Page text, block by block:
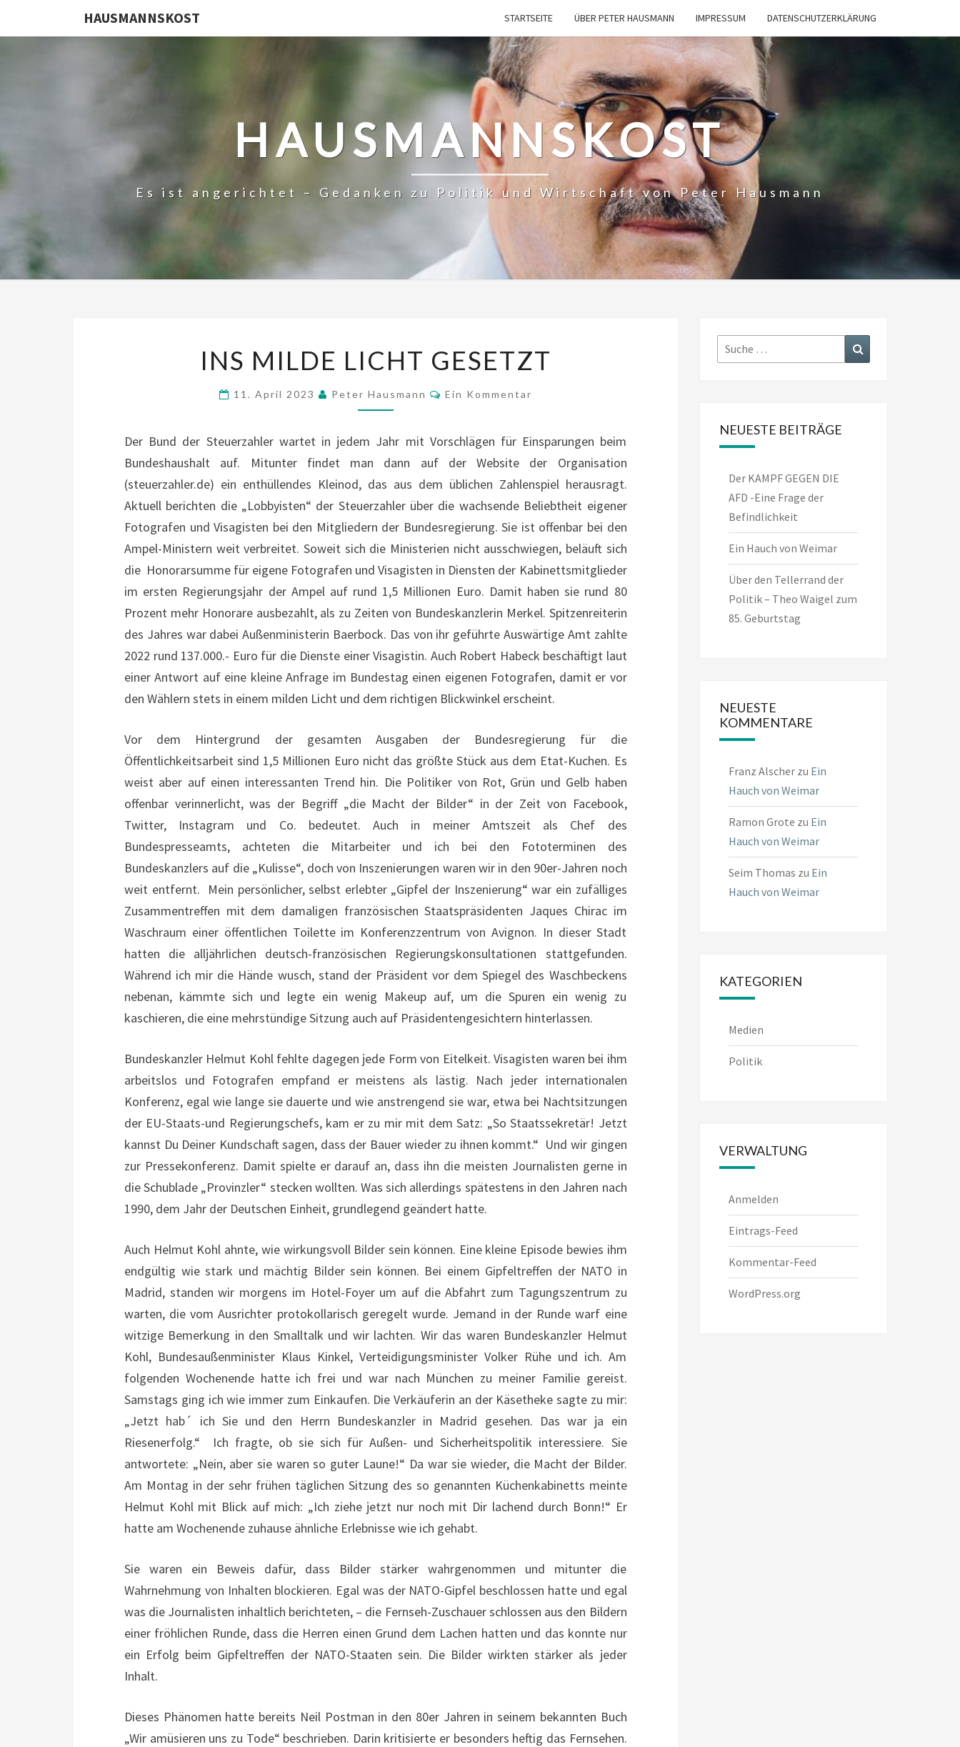
HAUSMANNSKOST STARTSEITE ÜBER PETER HAUSMANN IMPRESSUM DATENSCHUTZERKLÄRUNG
HAUSMANNSKOST
Es ist angerichtet – Gedanken zu Politik und Wirtschaft von Peter Hausmann
MILDE
INS MILDE LICHT GESETZT
11. April 2023 Peter Hausmann Kommentare
Ein Kommentar
Der Bund der Steuerzahler wartet in jedem Jahr mit Vorschlägen für Einsparungen beim
Bundeshaushalt auf. Mitunter findet man dann auf der Website der Organisation
(steuerzahler.de) ein enthüllendes Kleinod, das aus dem üblichen Zahlenspiel herausragt.
Aktuell berichten die „Lobbyisten“ der Steuerzahler über die wachsende Beliebtheit eigener
Fotografen und Visagisten bei den Mitgliedern der Bundesregierung. Sie ist offenbar bei den
Ampel-Ministern weit verbreitet. Soweit sich die Ministerien nicht ausschwiegen, beläuft sich
die Honorarsumme für eigene Fotografen und Visagisten in Diensten der Kabinettsmitglieder
im ersten Regierungsjahr der Ampel auf rund 1,5 Millionen Euro. Damit haben sie rund 80
Prozent mehr Honorare ausbezahlt, als zu Zeiten von Bundeskanzlerin Merkel. Spitzenreiterin
des Jahres war dabei Außenministerin Baerbock. Das von ihr geführte Auswärtige Amt zahlte
2022 rund 137.000.- Euro für die Dienste einer Visagistin. Auch Robert Habeck beschäftigt laut
einer Antwort auf eine kleine Anfrage im Bundestag einen eigenen Fotografen, damit er vor
den Wählern stets in einem milden Licht und dem richtigen Blickwinkel erscheint.
Vor dem Hintergrund der gesamten Ausgaben der Bundesregierung für die
Öffentlichkeitsarbeit sind 1,5 Millionen Euro nicht das größte Stück aus dem Etat-Kuchen. Es
weist aber auf einen interessanten Trend hin. Die Politiker von Rot, Grün und Gelb haben
offenbar verinnerlicht, was der Begriff „die Macht der Bilder“ in der Zeit von Facebook,
Twitter, Instagram und Co. bedeutet. Auch in meiner Amtszeit als Chef des
Bundespresseamts, achteten die Mitarbeiter und ich bei den Fototerminen des
Bundeskanzlers auf die „Kulisse“, doch von Inszenierungen waren wir in den 90er-Jahren noch
weit entfernt. Mein persönlicher, selbst erlebter „Gipfel der Inszenierung“ war ein zufälliges
Zusammentreffen mit dem damaligen französischen Staatspräsidenten Jaques Chirac im
Waschraum einer öffentlichen Toilette im Konferenzzentrum von Avignon. In dieser Stadt
hatten die alljährlichen deutsch-französischen Regierungskonsultationen stattgefunden.
Während ich mir die Hände wusch, stand der Präsident vor dem Spiegel des Waschbeckens
nebenan, kämmte sich und legte ein wenig Makeup auf, um die Spuren ein wenig zu
kaschieren, die eine mehrstündige Sitzung auch auf Präsidentengesichtern hinterlassen.
Bundeskanzler Helmut Kohl fehlte dagegen jede Form von Eitelkeit. Visagisten waren bei ihm
arbeitslos und Fotografen empfand er meistens als lästig. Nach jeder internationalen
Konferenz, egal wie lange sie dauerte und wie anstrengend sie war, etwa bei Nachtsitzungen
der EU-Staats-und Regierungschefs, kam er zu mir mit dem Satz: „So Staatssekretär! Jetzt
kannst Du Deiner Kundschaft sagen, dass der Bauer wieder zu ihnen kommt.“ Und wir gingen
zur Pressekonferenz. Damit spielte er darauf an, dass ihn die meisten Journalisten gerne in
die Schublade „Provinzler“ stecken wollten. Was sich allerdings spätestens in den Jahren nach
1990, dem Jahr der Deutschen Einheit, grundlegend geändert hatte.
Auch Helmut Kohl ahnte, wie wirkungsvoll Bilder sein können. Eine kleine Episode bewies ihm
endgültig wie stark und mächtig Bilder sein können. Bei einem Gipfeltreffen der NATO in
Madrid, standen wir morgens im Hotel-Foyer um auf die Abfahrt zum Tagungszentrum zu
warten, die vom Ausrichter protokollarisch geregelt wurde. Jemand in der Runde warf eine
witzige Bemerkung in den Smalltalk und wir lachten. Wir das waren Bundeskanzler Helmut
Kohl, Bundesaußenminister Klaus Kinkel, Verteidigungsminister Volker Rühe und ich. Am
folgenden Wochenende hatte ich frei und war nach München zu meiner Familie gereist.
Samstags ging ich wie immer zum Einkaufen. Die Verkäuferin an der Käsetheke sagte zu mir:
„Jetzt hab´ ich Sie und den Herrn Bundeskanzler in Madrid gesehen. Das war ja ein
Riesenerfolg.“ Ich fragte, ob sie sich für Außen- und Sicherheitspolitik interessiere. Sie
antwortete: „Nein, aber sie waren so guter Laune!“ Da war sie wieder, die Macht der Bilder.
Am Montag in der sehr frühen täglichen Sitzung des so genannten Küchenkabinetts meinte
Helmut Kohl mit Blick auf mich: „Ich ziehe jetzt nur noch mit Dir lachend durch Bonn!“ Er
hatte am Wochenende zuhause ähnliche Erlebnisse wie ich gehabt.
Sie waren ein Beweis dafür, dass Bilder stärker wahrgenommen und mitunter die
Wahrnehmung von Inhalten blockieren. Egal was der NATO-Gipfel beschlossen hatte und egal
was die Journalisten inhaltlich berichteten, – die Fernseh-Zuschauer schlossen aus den Bildern
einer fröhlichen Runde, dass die Herren einen Grund dem Lachen hatten und das konnte nur
ein Erfolg beim Gipfeltreffen der NATO-Staaten sein. Die Bilder wirkten stärker als jeder
Inhalt.
Dieses Phänomen hatte bereits Neil Postman in den 80er Jahren in seinem bekannten Buch
„Wir amüsieren uns zu Tode“ beschrieben. Darin kritisierte er besonders heftig das Fernsehen.
Suche
nach:
NEUESTE BEITRÄGE
Der KAMPF GEGEN DIE
AFD -Eine Frage der
Befindlichkeit
Ein Hauch von Weimar
Über den Tellerrand der
Politik – Theo Waigel zum
85. Geburtstag
NEUESTE
KOMMENTARE
Franz Alscherzu Ein
Hauch von Weimar
Ramon Grote zu Ein
Hauch von Weimar
Seim Thomas zu Ein
Hauch von Weimar
KATEGORIEN
Medien
Politik
VERWALTUNG
Anmelden
Eintrags-Feed
Kommentar-Feed
WordPress.org